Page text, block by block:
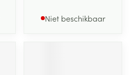
Niet beschikbaar